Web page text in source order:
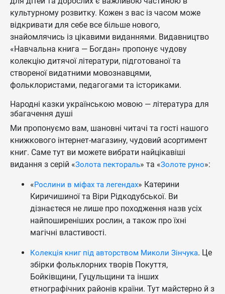
культурному розвитку. Кожен з вас із часом може
відкривати для себе все більше нового,
знайомлячись із цікавими виданнями. Видавництво
«Навчальна книга — Богдан» пропонує чудову
колекцію дитячої літератури, підготованої та
створеної видатними мовознавцями,
фольклористами, педагогами та істориками.
Народні казки українською мовою — література для
збагачення душі
Ми пропонуємо вам, шановні читачі та гості нашого
книжкового інтернет-магазину, чудовий асортимент
книг. Саме тут ви можете вибрати найцікавіші
видання з серій «Золота пектораль» та «Золоте руно»:
«Рослини в міфах та легендах» Катерини
Киричишиної та Віри Рідкодубської. Ви
дізнаєтеся не лише про походження назв усіх
найпоширеніших рослин, а також про їхні
магічні властивості.
Колекція книг під авторством Миколи Зінчука. Це
збірки фольклорних творів Покуття,
Бойківщини, Гуцульщини та інших
етнографічних районів країни. Тут майстерно й з